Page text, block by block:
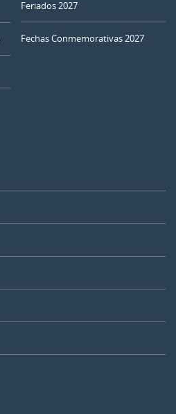
Feriados 2027
Fechas Conmemorativas 2027